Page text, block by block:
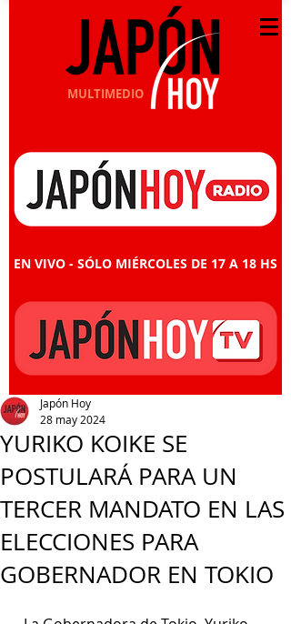
MULTIMEDIO
EN VIVO - SÓLO MIÉRCOLES DE 17 A 18 HS
YURIKO KOIKE SE
POSTULARÁ PARA UN
TERCER MANDATO EN LAS
ELECCIONES PARA
GOBERNADOR EN TOKIO
Japón Hoy
28 may 2024